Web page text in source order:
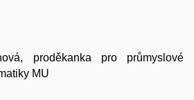
proděkanka pro průmyslové
MU